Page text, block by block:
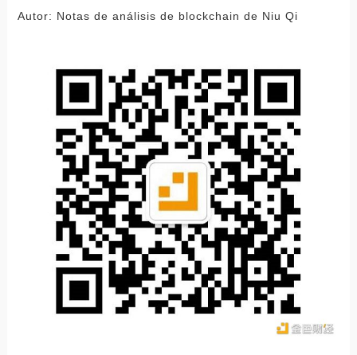
Autor: Notas de análisis de blockchain de Niu Qi